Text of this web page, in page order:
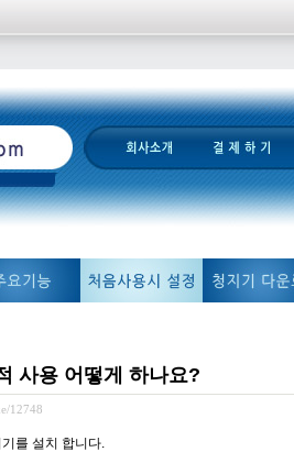
사용 어떻게 하나요?
12748
를 설치 합니다.